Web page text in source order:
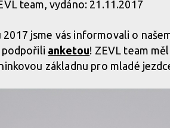
team, vydáno: 21.11.2017
jsme vás informovali o
podpořili anketou! ZEVL team
základnu pro mladé